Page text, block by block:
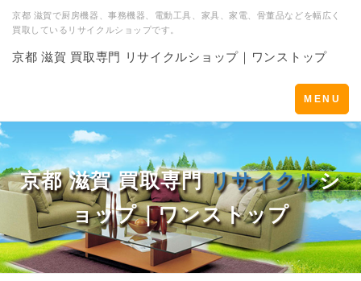
京都 滋賀で厨房機器、事務機器、電動工具、家具、家電、骨董品などを幅広く
買取しているリサイクルショップです。
京都 滋賀 買取専門 リサイクルショップ｜ワンストップ
Toggle
navigation
MENU
京都 滋賀 買取専門リサイクルシ
ョップ｜ワンストップ